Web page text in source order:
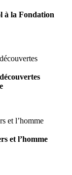
à la Fondation
et l’homme